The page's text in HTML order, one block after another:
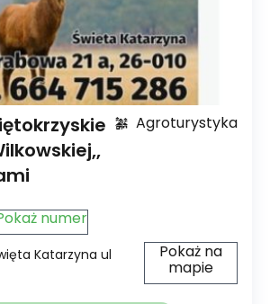
Agroturystyka
numer
Katarzyna ul
Pokaż na
mapie